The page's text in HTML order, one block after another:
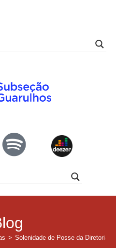
> Solenidade de Posse da Diretoria